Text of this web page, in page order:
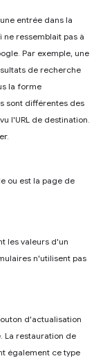
entrée dans la
ressemblait pas à
Par exemple, une
de recherche
la forme
sont différentes des
l'URL de destination.
ou est la page de
les valeurs d'un
n'utilisent pas
d'actualisation
La restauration de
également ce type